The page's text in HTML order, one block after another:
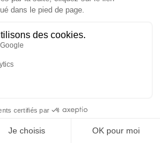
aménageurs